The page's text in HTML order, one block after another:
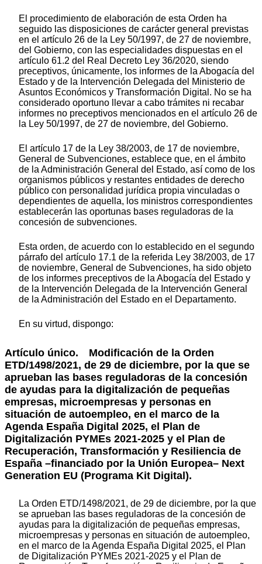
El procedimiento de elaboración de esta Orden ha
seguido las disposiciones de carácter general previstas
en el artículo 26 de la Ley 50/1997, de 27 de noviembre,
del Gobierno, con las especialidades dispuestas en el
artículo 61.2 del Real Decreto Ley 36/2020, siendo
preceptivos, únicamente, los informes de la Abogacía del
Estado y de la Intervención Delegada del Ministerio de
Asuntos Económicos y Transformación Digital. No se ha
considerado oportuno llevar a cabo trámites ni recabar
informes no preceptivos mencionados en el artículo 26 de
la Ley 50/1997, de 27 de noviembre, del Gobierno.
El artículo 17 de la Ley 38/2003, de 17 de noviembre,
General de Subvenciones, establece que, en el ámbito
de la Administración General del Estado, así como de los
organismos públicos y restantes entidades de derecho
público con personalidad jurídica propia vinculadas o
dependientes de aquella, los ministros correspondientes
establecerán las oportunas bases reguladoras de la
concesión de subvenciones.
Esta orden, de acuerdo con lo establecido en el segundo
párrafo del artículo 17.1 de la referida Ley 38/2003, de 17
de noviembre, General de Subvenciones, ha sido objeto
de los informes preceptivos de la Abogacía del Estado y
de la Intervención Delegada de la Intervención General
de la Administración del Estado en el Departamento.
En su virtud, dispongo:
Artículo único. Modificación de la Orden
ETD/1498/2021, de 29 de diciembre, por la que se
aprueban las bases reguladoras de la concesión
de ayudas para la digitalización de pequeñas
empresas, microempresas y personas en
situación de autoempleo, en el marco de la
Agenda España Digital 2025, el Plan de
Digitalización PYMEs 2021-2025 y el Plan de
Recuperación, Transformación y Resiliencia de
España –financiado por la Unión Europea– Next
Generation EU (Programa Kit Digital).
La Orden ETD/1498/2021, de 29 de diciembre, por la que
se aprueban las bases reguladoras de la concesión de
ayudas para la digitalización de pequeñas empresas,
microempresas y personas en situación de autoempleo,
en el marco de la Agenda España Digital 2025, el Plan
de Digitalización PYMEs 2021-2025 y el Plan de